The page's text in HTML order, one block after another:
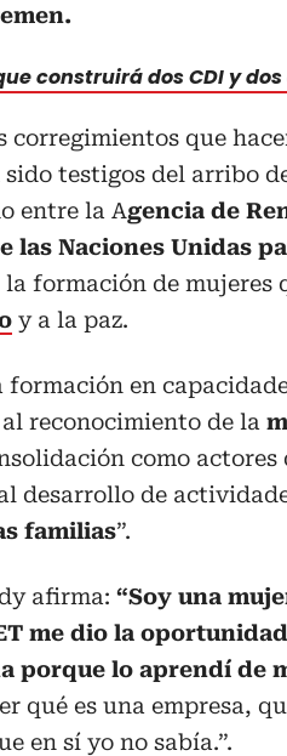
construirá dos CDI y
corregimientos que
testigos del arribo
entre la Agencia de
las Naciones Unidas
formación de mujeres
y a la paz.
formación en
reconocimiento de la
como
desarrollo de
familias”.
afirma: “Soy una
me dio la
porque lo aprendí de
qué es una empresa,
en sí yo no sabía.”.